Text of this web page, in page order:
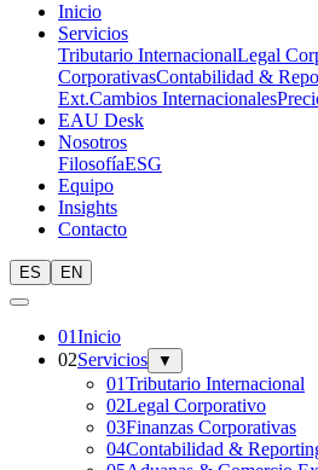
Inicio
Servicios
Tributario InternacionalLegal
CorporativasContabilidad &
Ext.Cambios Internacionales
EAU Desk
Nosotros
FilosofíaESG
Equipo
Insights
Contacto
ES EN
01Inicio
02Servicios ▼
01Tributario Internacional
02Legal Corporativo
03Finanzas Corporativas
04Contabilidad &